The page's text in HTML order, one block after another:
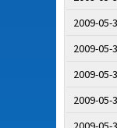
2009-05-
2009-05-
2009-05-
2009-05-